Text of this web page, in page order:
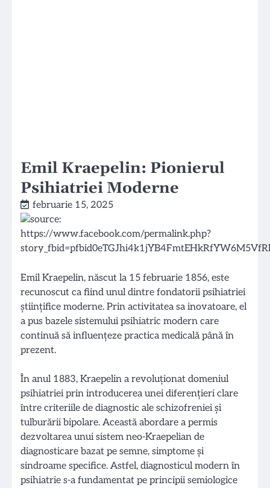
Emil Kraepelin: Pionierul
Psihiatriei Moderne
februarie 15, 2025
Emil Kraepelin, născut la 15 februarie 1856, este
recunoscut ca fiind unul dintre fondatorii psihiatriei
științifice moderne. Prin activitatea sa inovatoare, el
a pus bazele sistemului psihiatric modern care
continuă să influențeze practica medicală până în
prezent.
În anul 1883, Kraepelin a revoluționat domeniul
psihiatriei prin introducerea unei diferențieri clare
între criteriile de diagnostic ale schizofreniei și
tulburării bipolare. Această abordare a permis
dezvoltarea unui sistem neo-Kraepelian de
diagnosticare bazat pe semne, simptome și
sindroame specifice. Astfel, diagnosticul modern în
psihiatrie s-a fundamentat pe principii semiologice